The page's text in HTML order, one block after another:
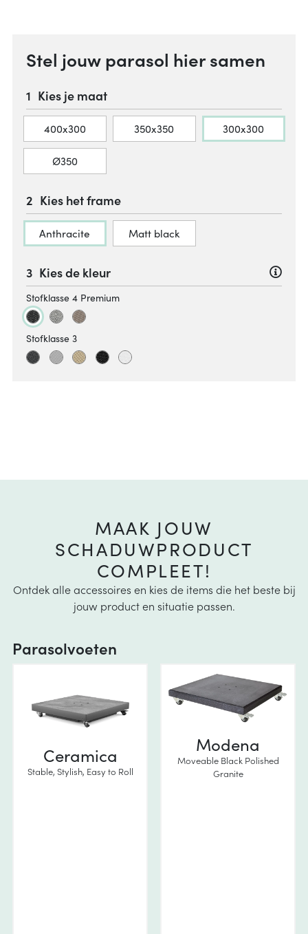
Stel jouw parasol hier samen
Kies je maat
400x300 350x350 300x300
Ø350
Kies het frame
Anthracite Matt black
Kies de kleur
Stofklasse 4 Premium
Stofklasse 3
MAAK JOUW
SCHADUWPRODUCT
COMPLEET!
Ontdek alle accessoires en kies de items die het beste bij
jouw product en situatie passen.
Parasolvoeten
Ceramica
Stable, Stylish, Easy to Roll
Modena
Moveable Black Polished
Granite